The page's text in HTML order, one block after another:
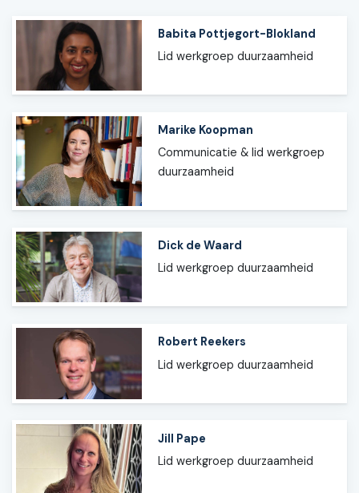
Babita Pottjegort-Blokland
Lid werkgroep duurzaamheid
Marike Koopman
Communicatie & lid werkgroep
duurzaamheid
Dick de Waard
Lid werkgroep duurzaamheid
Robert Reekers
Lid werkgroep duurzaamheid
Jill Pape
Lid werkgroep duurzaamheid